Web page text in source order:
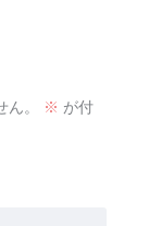
。 ※ が付